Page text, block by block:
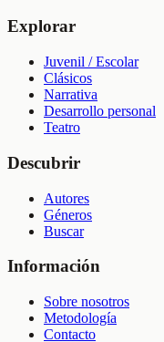
Explorar
Juvenil / Escolar
Clásicos
Narrativa
Desarrollo personal
Teatro
Descubrir
Autores
Géneros
Buscar
Información
Sobre nosotros
Metodología
Contacto